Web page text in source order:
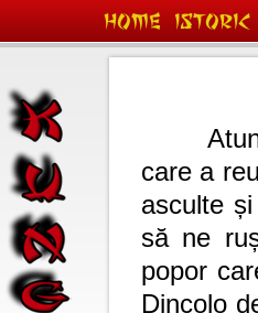
HOME ISTORIC
care a
asculte
să ne
popor
Dincolo